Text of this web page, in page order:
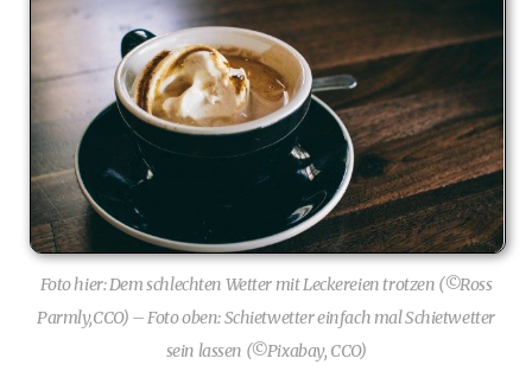
Foto hier: Dem schlechten Wetter mit Leckereien trotzen (©Ross
Parmly,CCO) – Foto oben: Schietwetter einfach mal Schietwetter
sein lassen (©Pixabay, CCO)